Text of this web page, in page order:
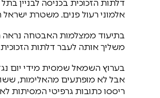
אלמוני רעול פנים. משטרת
בתיעוד ממצלמות האבטחה נראה
משליך אותה לעבר דלתות
בערוץ השמאל שמסית מידי יום נגד
אבל לא מופתעים מהאלימות,
ריססו כתובות גרפיטי המסיתות